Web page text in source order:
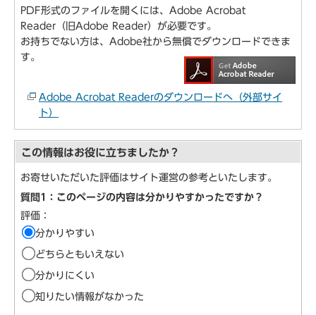
PDF形式のファイルを開くには、Adobe Acrobat
Reader（旧Adobe Reader）が必要です。
お持ちでない方は、Adobe社から無償でダウンロードできま
す。
Adobe Acrobat Readerのダウンロードへ（外部サイ
ト）
この情報はお役に立ちましたか？
お寄せいただいた評価はサイト運営の参考といたします。
質問1：このページの内容は分かりやすかったですか？
評価：
分かりやすい
どちらともいえない
分かりにくい
知りたい情報がなかった